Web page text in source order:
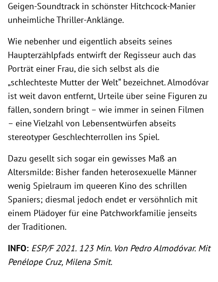
Geigen-Soundtrack in schönster Hitchcock-Manier
unheimliche Thriller-Anklänge.
Wie nebenher und eigentlich abseits seines
Haupterzählpfads entwirft der Regisseur auch das
Porträt einer Frau, die sich selbst als die
„schlechteste Mutter der Welt“ bezeichnet. Almodóvar
ist weit davon entfernt, Urteile über seine Figuren zu
fällen, sondern bringt – wie immer in seinen Filmen
– eine Vielzahl von Lebensentwürfen abseits
stereotyper Geschlechterrollen ins Spiel.
Dazu gesellt sich sogar ein gewisses Maß an
Altersmilde: Bisher fanden heterosexuelle Männer
wenig Spielraum im queeren Kino des schrillen
Spaniers; diesmal jedoch endet er versöhnlich mit
einem Plädoyer für eine Patchworkfamilie jenseits
der Traditionen.
INFO: ESP/F 2021. 123 Min. Von Pedro Almodóvar. Mit
Penélope Cruz, Milena Smit.